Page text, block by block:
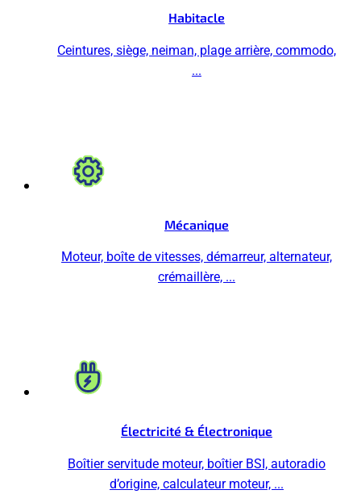
Habitacle
Ceintures, siège, neiman, plage arrière, commodo,
...
Mécanique
Moteur, boîte de vitesses, démarreur, alternateur,
crémaillère, ...
Électricité & Électronique
Boîtier servitude moteur, boîtier BSI, autoradio
d’origine, calculateur moteur, ...